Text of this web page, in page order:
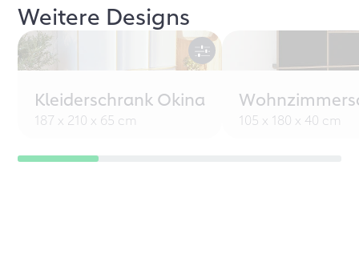
Weitere Designs
Kleiderschrank Okina
187 x 210 x 65 cm 105 x 180 x 40 cm